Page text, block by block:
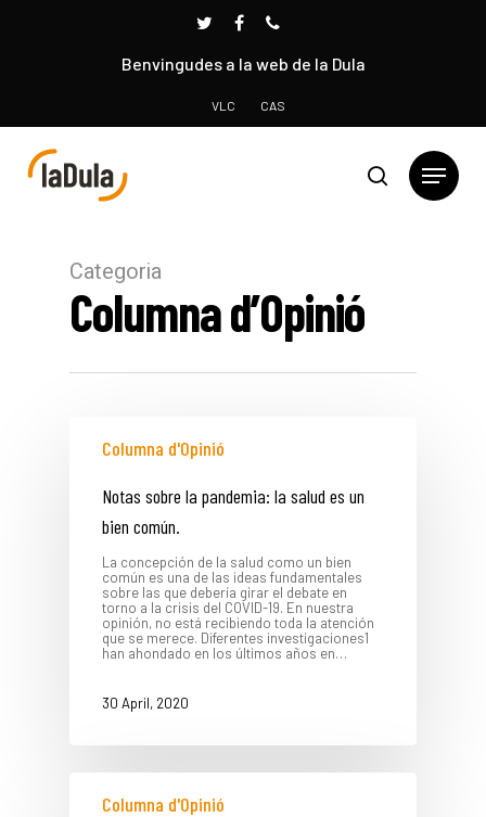
Benvingudes a la web de la Dula
VLC CAS
Prem INTRO per cercar o ESC per tancar
Categoria
Columna d’Opinió
Columna d'Opinió
Notas sobre la pandemia: la salud es un
bien común.
La concepción de la salud como un bien
común es una de las ideas fundamentales
sobre las que debería girar el debate en
torno a la crisis del COVID-19. En nuestra
opinión, no está recibiendo toda la atención
que se merece. Diferentes investigaciones1
han ahondado en los últimos años en…
30 April, 2020
Columna d'Opinió